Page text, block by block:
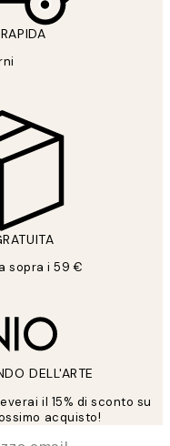
sopra i 59 €
DELL'ARTE
il 15% di sconto su
acquisto!